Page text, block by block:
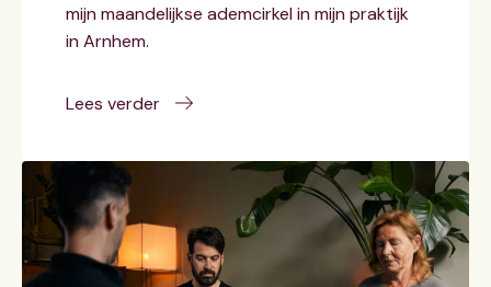
mijn maandelijkse ademcirkel in mijn praktijk
in Arnhem.
Lees verder